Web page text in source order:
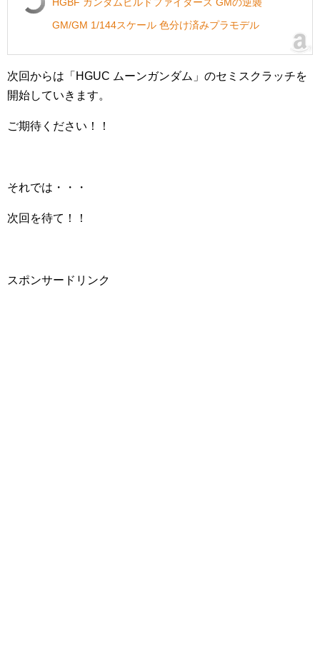
GM/GM 1/144スケール 色分け済みプラモデル
次回からは「HGUC ムーンガンダム」のセミスクラッチを
開始していきます。
ご期待ください！！
それでは・・・
次回を待て！！
スポンサードリンク